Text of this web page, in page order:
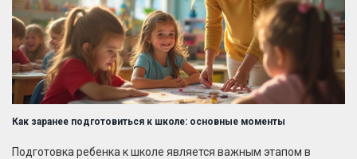
Как заранее подготовиться к школе: основные моменты
Подготовка ребенка к школе является важным этапом в